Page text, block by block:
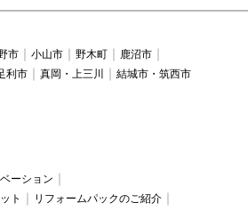
市 小山市 野木町
鹿沼市
利市 真岡・上三川 結城市・筑西市
ーション
ト
リフォームパックのご紹介